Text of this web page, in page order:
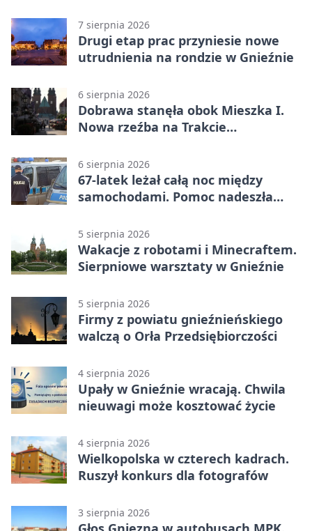
7 sierpnia 2026
Drugi etap prac przyniesie nowe
utrudnienia na rondzie w Gnieźnie
6 sierpnia 2026
Dobrawa stanęła obok Mieszka I.
Nowa rzeźba na Trakcie
6 sierpnia 2026
67-latek leżał całą noc między
samochodami. Pomoc nadeszła
5 sierpnia 2026
Wakacje z robotami i Minecraftem.
Sierpniowe warsztaty w Gnieźnie
5 sierpnia 2026
Firmy z powiatu gnieźnieńskiego
walczą o Orła Przedsiębiorczości
4 sierpnia 2026
Upały w Gnieźnie wracają. Chwila
nieuwagi może kosztować życie
4 sierpnia 2026
Wielkopolska w czterech kadrach.
Ruszył konkurs dla fotografów
3 sierpnia 2026